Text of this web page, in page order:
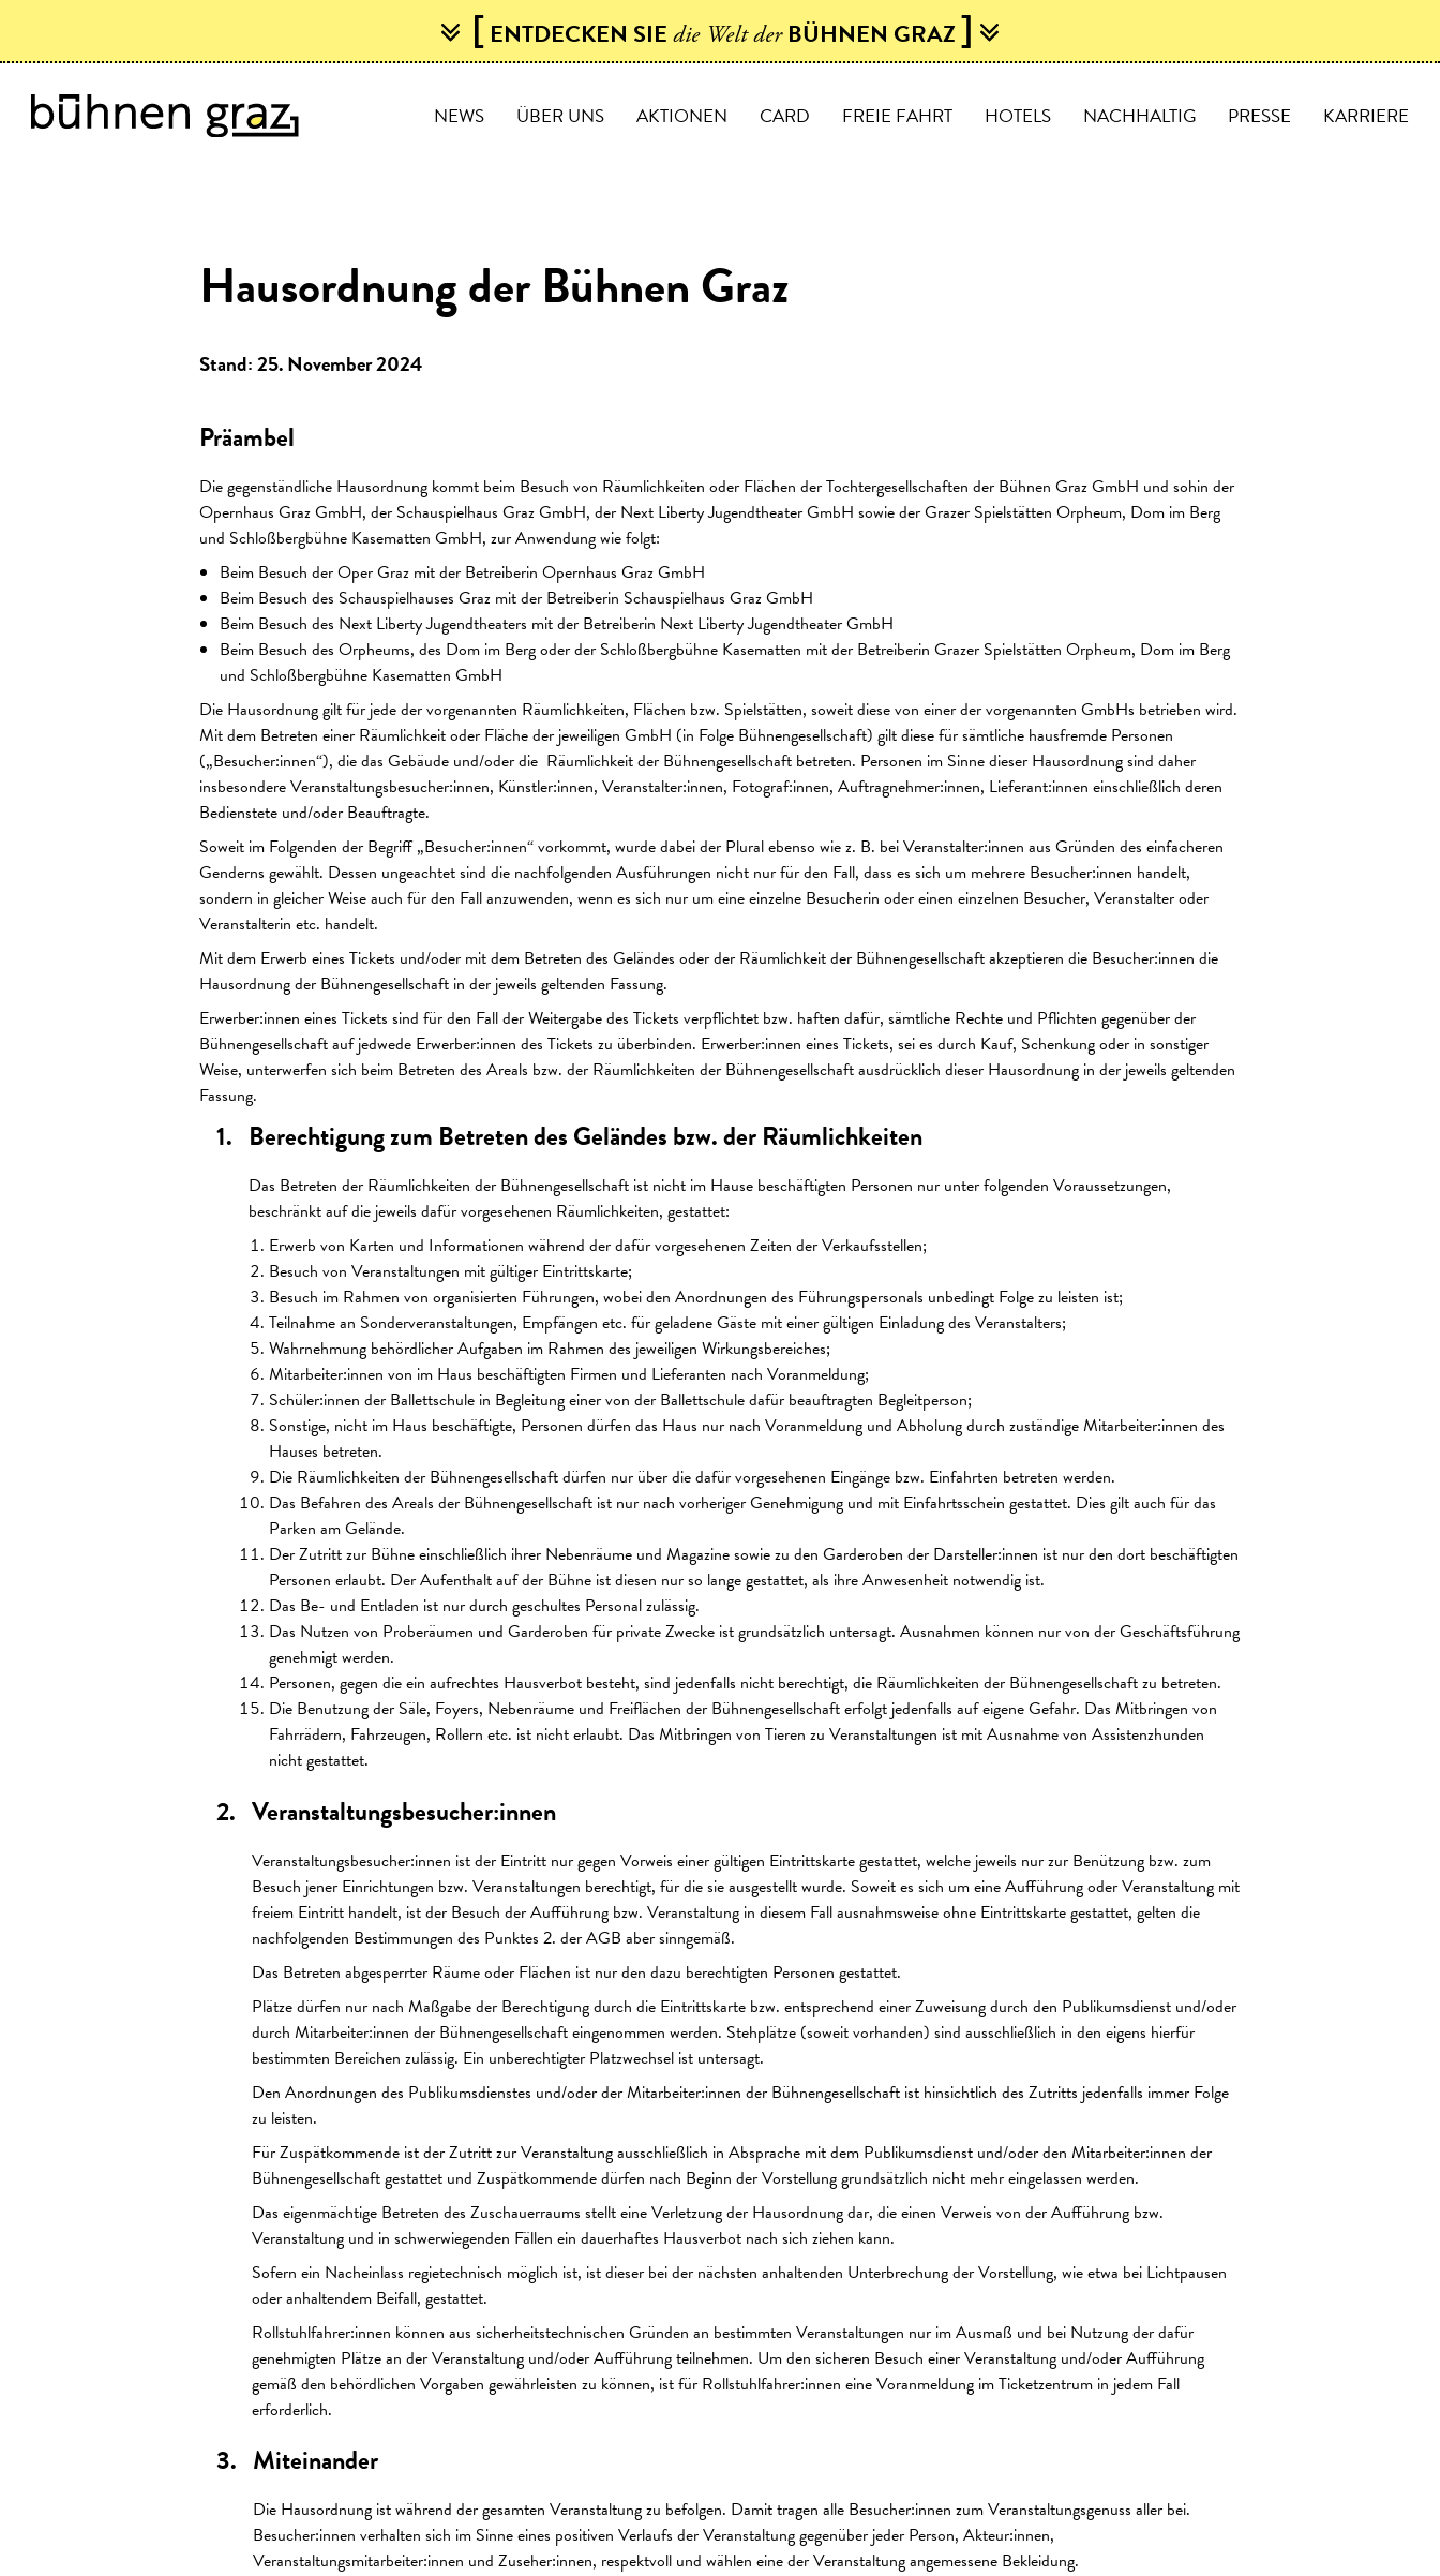
[ ENTDECKEN SIE die Welt derBÜHNEN GRAZ]
NEWS ÜBER UNS AKTIONEN CARD FREIE FAHRT HOTELS NACHHALTIG PRESSE KARRIERE
Hausordnung der Bühnen Graz
Stand: 25. November 2024
Präambel
Die gegenständliche Hausordnung kommt beim Besuch von Räumlichkeiten oder Flächen der Tochtergesellschaften der Bühnen Graz GmbH und sohin der
Opernhaus Graz GmbH, der Schauspielhaus Graz GmbH, der Next Liberty Jugendtheater GmbH sowie der Grazer Spielstätten Orpheum, Dom im Berg
und Schloßbergbühne Kasematten GmbH, zur Anwendung wie folgt:
Beim Besuch der Oper Graz mit der Betreiberin Opernhaus Graz GmbH
Beim Besuch des Schauspielhauses Graz mit der Betreiberin Schauspielhaus Graz GmbH
Beim Besuch des Next Liberty Jugendtheaters mit der Betreiberin Next Liberty Jugendtheater GmbH
Beim Besuch des Orpheums, des Dom im Berg oder der Schloßbergbühne Kasematten mit der Betreiberin Grazer Spielstätten Orpheum, Dom im Berg
und Schloßbergbühne Kasematten GmbH
Die Hausordnung gilt für jede der vorgenannten Räumlichkeiten, Flächen bzw. Spielstätten, soweit diese von einer der vorgenannten GmbHs betrieben wird.
Mit dem Betreten einer Räumlichkeit oder Fläche der jeweiligen GmbH (in Folge Bühnengesellschaft) gilt diese für sämtliche hausfremde Personen
(„Besucher:innen“), die das Gebäude und/oder die Räumlichkeit der Bühnengesellschaft betreten. Personen im Sinne dieser Hausordnung sind daher
insbesondere Veranstaltungsbesucher:innen, Künstler:innen, Veranstalter:innen, Fotograf:innen, Auftragnehmer:innen, Lieferant:innen einschließlich deren
Bedienstete und/oder Beauftragte.
Soweit im Folgenden der Begriff „Besucher:innen“ vorkommt, wurde dabei der Plural ebenso wie z. B. bei Veranstalter:innen aus Gründen des einfacheren
Genderns gewählt. Dessen ungeachtet sind die nachfolgenden Ausführungen nicht nur für den Fall, dass es sich um mehrere Besucher:innen handelt,
sondern in gleicher Weise auch für den Fall anzuwenden, wenn es sich nur um eine einzelne Besucherin oder einen einzelnen Besucher, Veranstalter oder
Veranstalterin etc. handelt.
Mit dem Erwerb eines Tickets und/oder mit dem Betreten des Geländes oder der Räumlichkeit der Bühnengesellschaft akzeptieren die Besucher:innen die
Hausordnung der Bühnengesellschaft in der jeweils geltenden Fassung.
Erwerber:innen eines Tickets sind für den Fall der Weitergabe des Tickets verpflichtet bzw. haften dafür, sämtliche Rechte und Pflichten gegenüber der
Bühnengesellschaft auf jedwede Erwerber:innen des Tickets zu überbinden. Erwerber:innen eines Tickets, sei es durch Kauf, Schenkung oder in sonstiger
Weise, unterwerfen sich beim Betreten des Areals bzw. der Räumlichkeiten der Bühnengesellschaft ausdrücklich dieser Hausordnung in der jeweils geltenden
Fassung.
Berechtigung zum Betreten des Geländes bzw. der Räumlichkeiten
Das Betreten der Räumlichkeiten der Bühnengesellschaft ist nicht im Hause beschäftigten Personen nur unter folgenden Voraussetzungen,
beschränkt auf die jeweils dafür vorgesehenen Räumlichkeiten, gestattet:
Erwerb von Karten und Informationen während der dafür vorgesehenen Zeiten der Verkaufsstellen;
Besuch von Veranstaltungen mit gültiger Eintrittskarte;
Besuch im Rahmen von organisierten Führungen, wobei den Anordnungen des Führungspersonals unbedingt Folge zu leisten ist;
Teilnahme an Sonderveranstaltungen, Empfängen etc. für geladene Gäste mit einer gültigen Einladung des Veranstalters;
Wahrnehmung behördlicher Aufgaben im Rahmen des jeweiligen Wirkungsbereiches;
Mitarbeiter:innen von im Haus beschäftigten Firmen und Lieferanten nach Voranmeldung;
Schüler:innen der Ballettschule in Begleitung einer von der Ballettschule dafür beauftragten Begleitperson;
Sonstige, nicht im Haus beschäftigte, Personen dürfen das Haus nur nach Voranmeldung und Abholung durch zuständige Mitarbeiter:innen des
Hauses betreten.
Die Räumlichkeiten der Bühnengesellschaft dürfen nur über die dafür vorgesehenen Eingänge bzw. Einfahrten betreten werden.
Das Befahren des Areals der Bühnengesellschaft ist nur nach vorheriger Genehmigung und mit Einfahrtsschein gestattet. Dies gilt auch für das
Parken am Gelände.
Der Zutritt zur Bühne einschließlich ihrer Nebenräume und Magazine sowie zu den Garderoben der Darsteller:innen ist nur den dort beschäftigten
Personen erlaubt. Der Aufenthalt auf der Bühne ist diesen nur so lange gestattet, als ihre Anwesenheit notwendig ist.
Das Be- und Entladen ist nur durch geschultes Personal zulässig.
Das Nutzen von Proberäumen und Garderoben für private Zwecke ist grundsätzlich untersagt. Ausnahmen können nur von der Geschäftsführung
genehmigt werden.
Personen, gegen die ein aufrechtes Hausverbot besteht, sind jedenfalls nicht berechtigt, die Räumlichkeiten der Bühnengesellschaft zu betreten.
Die Benutzung der Säle, Foyers, Nebenräume und Freiflächen der Bühnengesellschaft erfolgt jedenfalls auf eigene Gefahr. Das Mitbringen von
Fahrrädern, Fahrzeugen, Rollern etc. ist nicht erlaubt. Das Mitbringen von Tieren zu Veranstaltungen ist mit Ausnahme von Assistenzhunden
nicht gestattet.
Veranstaltungsbesucher:innen
Veranstaltungsbesucher:innen ist der Eintritt nur gegen Vorweis einer gültigen Eintrittskarte gestattet, welche jeweils nur zur Benützung bzw. zum
Besuch jener Einrichtungen bzw. Veranstaltungen berechtigt, für die sie ausgestellt wurde. Soweit es sich um eine Aufführung oder Veranstaltung mit
freiem Eintritt handelt, ist der Besuch der Aufführung bzw. Veranstaltung in diesem Fall ausnahmsweise ohne Eintrittskarte gestattet, gelten die
nachfolgenden Bestimmungen des Punktes 2. der AGB aber sinngemäß.
Das Betreten abgesperrter Räume oder Flächen ist nur den dazu berechtigten Personen gestattet.
Plätze dürfen nur nach Maßgabe der Berechtigung durch die Eintrittskarte bzw. entsprechend einer Zuweisung durch den Publikumsdienst und/oder
durch Mitarbeiter:innen der Bühnengesellschaft eingenommen werden. Stehplätze (soweit vorhanden) sind ausschließlich in den eigens hierfür
bestimmten Bereichen zulässig. Ein unberechtigter Platzwechsel ist untersagt.
Den Anordnungen des Publikumsdienstes und/oder der Mitarbeiter:innen der Bühnengesellschaft ist hinsichtlich des Zutritts jedenfalls immer Folge
zu leisten.
Für Zuspätkommende ist der Zutritt zur Veranstaltung ausschließlich in Absprache mit dem Publikumsdienst und/oder den Mitarbeiter:innen der
Bühnengesellschaft gestattet und Zuspätkommende dürfen nach Beginn der Vorstellung grundsätzlich nicht mehr eingelassen werden.
Das eigenmächtige Betreten des Zuschauerraums stellt eine Verletzung der Hausordnung dar, die einen Verweis von der Aufführung bzw.
Veranstaltung und in schwerwiegenden Fällen ein dauerhaftes Hausverbot nach sich ziehen kann.
Sofern ein Nacheinlass regietechnisch möglich ist, ist dieser bei der nächsten anhaltenden Unterbrechung der Vorstellung, wie etwa bei Lichtpausen
oder anhaltendem Beifall, gestattet.
Rollstuhlfahrer:innen können aus sicherheitstechnischen Gründen an bestimmten Veranstaltungen nur im Ausmaß und bei Nutzung der dafür
genehmigten Plätze an der Veranstaltung und/oder Aufführung teilnehmen. Um den sicheren Besuch einer Veranstaltung und/oder Aufführung
gemäß den behördlichen Vorgaben gewährleisten zu können, ist für Rollstuhlfahrer:innen eine Voranmeldung im Ticketzentrum in jedem Fall
erforderlich.
Miteinander
Die Hausordnung ist während der gesamten Veranstaltung zu befolgen. Damit tragen alle Besucher:innen zum Veranstaltungsgenuss aller bei.
Besucher:innen verhalten sich im Sinne eines positiven Verlaufs der Veranstaltung gegenüber jeder Person, Akteur:innen,
Veranstaltungsmitarbeiter:innen und Zuseher:innen, respektvoll und wählen eine der Veranstaltung angemessene Bekleidung.